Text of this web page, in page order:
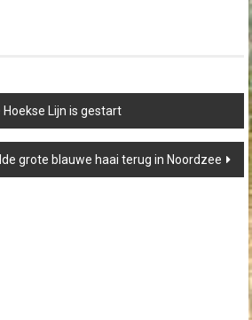
Hoekse Lijn is gestart
grote blauwe haai terug in Noordzee